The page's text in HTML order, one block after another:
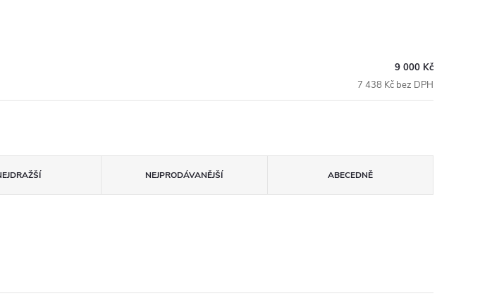
9 000 Kč
7 438 Kč bez DPH
NEJPRODÁVANĚJŠÍ ABECEDNĚ